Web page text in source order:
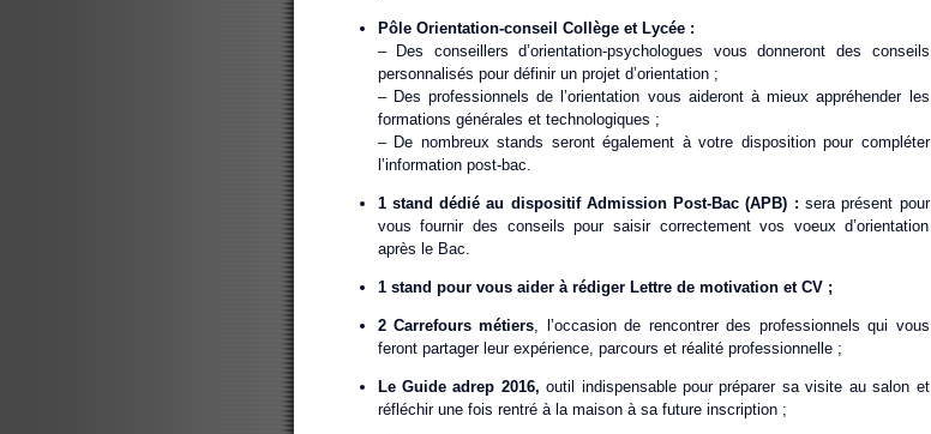
Pôle Orientation-conseil Collège et Lycée :
– Des conseillers d’orientation-psychologues vous donneront des conseils
personnalisés pour définir un projet d’orientation ;
– Des professionnels de l’orientation vous aideront à mieux appréhender les
formations générales et technologiques ;
– De nombreux stands seront également à votre disposition pour compléter
l’information post-bac.
1 stand dédié au dispositif Admission Post-Bac (APB) : sera présent pour
vous fournir des conseils pour saisir correctement vos voeux d’orientation
après le Bac.
1 stand pour vous aider à rédiger Lettre de motivation et CV ;
2 Carrefours métiers, l’occasion de rencontrer des professionnels qui vous
feront partager leur expérience, parcours et réalité professionnelle ;
Le Guide adrep 2016,outil indispensable pour préparer sa visite au salon et
réfléchir une fois rentré à la maison à sa future inscription ;